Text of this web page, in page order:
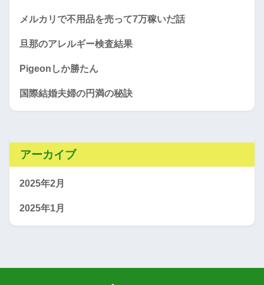
メルカリで不用品を売って7万稼いだ話
旦那のアレルギー検査結果
Pigeonしか勝たん
国際結婚夫婦の円満の秘訣
アーカイブ
2025年2月
2025年1月